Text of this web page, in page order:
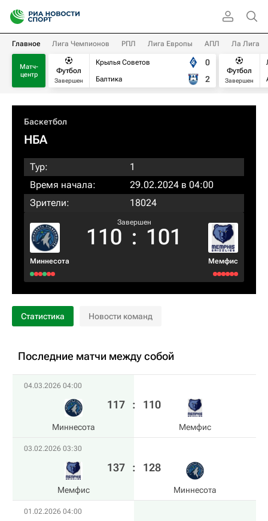
Главное Лига Чемпионов РПЛ Лига Европы АПЛ Ла Лига
Матч-
центр
Футбол
Завершен
Крылья Советов
Балтика
0
2
Футбол
Завершен
Баскетбол
НБА
Тур:
1
Время начала:
29.02.2024 в 04:00
Зрители:
18024
Миннесота
Завершен
110 : 101
Мемфис
Статистика Новости команд
Последние матчи между собой
04.03.2026 04:00
Миннесота
117 : 110
Мемфис
03.02.2026 03:30
Мемфис
137 : 128
Миннесота
01.02.2026 04:00